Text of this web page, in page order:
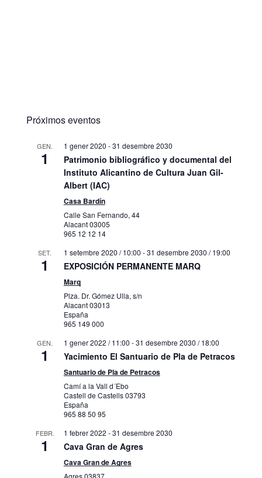
Próximos eventos
GEN.
1
1 gener 2020 -31 desembre 2030
Patrimonio bibliográfico y documental del
Instituto Alicantino de Cultura Juan Gil-
Albert (IAC)
Casa Bardín
Calle San Fernando, 44
Alacant03005
965 12 12 14
SET.
1
1 setembre 2020 / 10:00 -31 desembre 2030 / 19:00
EXPOSICIÓN PERMANENTE MARQ
Marq
Plza. Dr. Gómez Ulla, s/n
Alacant03013
España
965 149 000
GEN.
1
1 gener 2022 / 11:00 -31 desembre 2030 / 18:00
Yacimiento El Santuario de Pla de Petracos
Santuario de Pla de Petracos
Camí a la Vall d´Ebo
Castell de Castells03793
España
965 88 50 95
FEBR.
1
1 febrer 2022 -31 desembre 2030
Cava Gran de Agres
Cava Gran de Agres
Agres03837